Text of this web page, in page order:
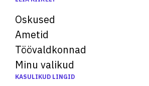
Oskused
Ametid
Töövaldkonnad
Minu valikud
KASULIKUD LINGID